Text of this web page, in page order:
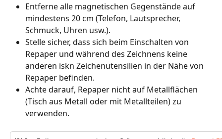
Entferne alle magnetischen Gegenstände auf
mindestens 20 cm (Telefon, Lautsprecher,
Schmuck, Uhren usw.).
Stelle sicher, dass sich beim Einschalten von
Repaper und während des Zeichnens keine
anderen iskn Zeichenutensilien in der Nähe von
Repaper befinden.
Achte darauf, Repaper nicht auf Metallflächen
(Tisch aus Metall oder mit Metallteilen) zu
verwenden.